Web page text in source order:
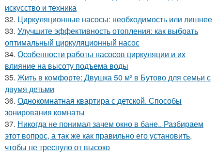
искусство и техника
32. Циркуляционные насосы: необходимость или лишнее
33. Улучшите эффективность отопления: как выбрать
оптимальный циркуляционный насос
34. Особенности работы насосов циркуляции и их
влияние на высоту подъема воды
35. Жить в комфорте: Двушка 50 м² в Бутово для семьи с
двумя детьми
36. Однокомнатная квартира с детской. Способы
зонирования комнаты
37. Никогда не понимал зачем окно в бане.. Разбираем
этот вопрос, а так же как правильно его установить,
чтобы не треснуло от высоко